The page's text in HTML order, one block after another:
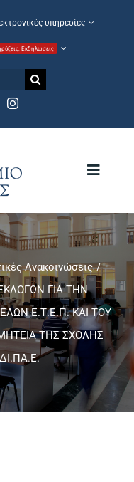
υπηρεσίες
Εκδηλώσεις
Toggle
Ανακοινώσεις
ΓΙΑ ΤΗΝ
Ε.Τ.Ε.Π. ΚΑΙ ΤΟΥ
ΤΗΣ ΣΧΟΛΗΣ